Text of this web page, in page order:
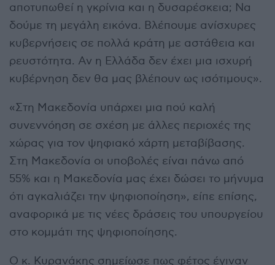
αποτυπωθεί η γκρίνια και η δυσαρέσκεια; Να
δούμε τη μεγάλη εικόνα. Βλέπουμε ανίσχυρες
κυβερνήσεις σε πολλά κράτη με αστάθεια και
ρευστότητα. Αν η Ελλάδα δεν έχει μια ισχυρή
κυβέρνηση δεν θα μας βλέπουν ως ισότιμους».
«Στη Μακεδονία υπάρχει μια πού καλή
συνεννόηση σε σχέση με άλλες περιοχές της
χώρας για τον ψηφιακό χάρτη μεταβίβασης.
Στη Μακεδονία οι υποβολές είναι πάνω από
55% και η Μακεδονία μας έχει δώσει το μήνυμα
ότι αγκαλιάζει την ψηφιοποίηση», είπε επίσης,
αναφορικά με τις νέες δράσεις του υπουργείου
στο κομμάτι της ψηφιοποίησης.
Ο κ. Κυρανάκης σημείωσε πως φέτος έγιναν